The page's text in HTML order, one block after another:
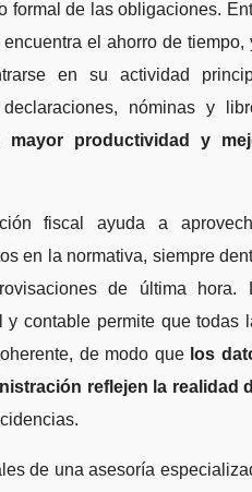
formal de las obligaciones.
el ahorro de tiempo,
en su actividad
nóminas y
mayor productividad y
fiscal ayuda a
en la normativa, siempre
de última hora.
contable permite que todas
de modo que los
reflejen la realidad
de una asesoría